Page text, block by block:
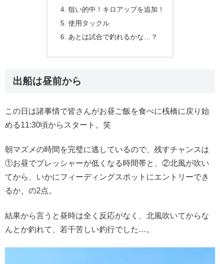
狙い的中！キロアップを追加！
使用タックル
あとは試合で釣れるかな…？
出船は昼前から
この日は諸事情で皆さんがお昼ご飯を食べに桟橋に戻り始
める11:30頃からスタート。笑
朝マズメの時間を完璧に逃しているので、残すチャンスは
①お昼でプレッシャーが低くなる時間帯と、②北風が吹い
てから、いかにフィーディングスポットにエントリーでき
るか、の2点。
結果から言うと昼時は全く反応がなく、北風吹いてからな
んとか釣れて、若干苦しい釣行でした…。